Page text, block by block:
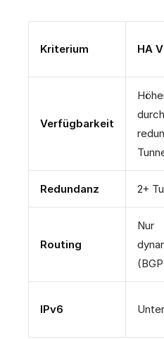
Kriterium HA
Verfügbarkeit
durch
Redundanz 2+
Routing
Nur
IPv6